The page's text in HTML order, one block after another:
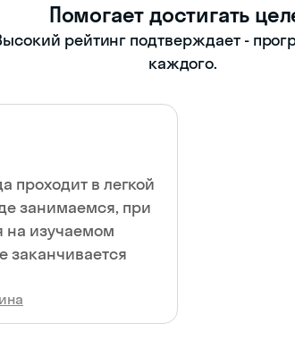
Помогает достигать
рейтинг подтверждает -
каждого.
проходит в легкой
занимаемся, при
на изучаемом
заканчивается